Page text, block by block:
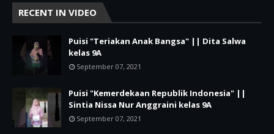
RECENT IN VIDEO
Puisi "Teriakan Anak Bangsa" || Dita Salwa
kelas 9A
September 07, 2021
Puisi "Kemerdekaan Republik Indonesia" ||
Sintia Nissa Nur Anggraini kelas 9A
September 07, 2021